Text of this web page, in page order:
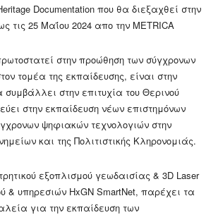
Documentation που θα διεξαχθεί στην
τις 25 Μαΐου 2024 απο την METRICA
στην προώθηση των σύγχρονων
τομέα της εκπαίδευσης, είναι στην
συμβάλλει στην επιτυχία του Θερινού
στην εκπαίδευση νέων επιστημόνων
ψηφιακών τεχνολογιών στην
και της Πολιτιστικής Κληρονομιάς.
εξοπλισμού γεωδαισίας & 3D Laser
& υπηρεσιών HxGN SmartNet, παρέχει τα
για την εκπαίδευση των